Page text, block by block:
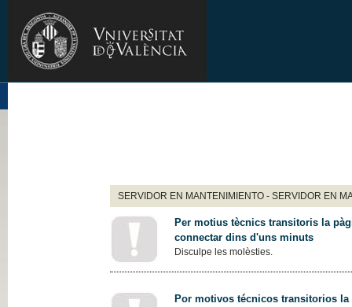
SERVIDOR EN MANTENIMIENTO - SERVIDOR EN
Per motius tècnics transitoris la
connectar dins d'uns minuts
Disculpe les molèsties.
Por motivos técnicos transitorios